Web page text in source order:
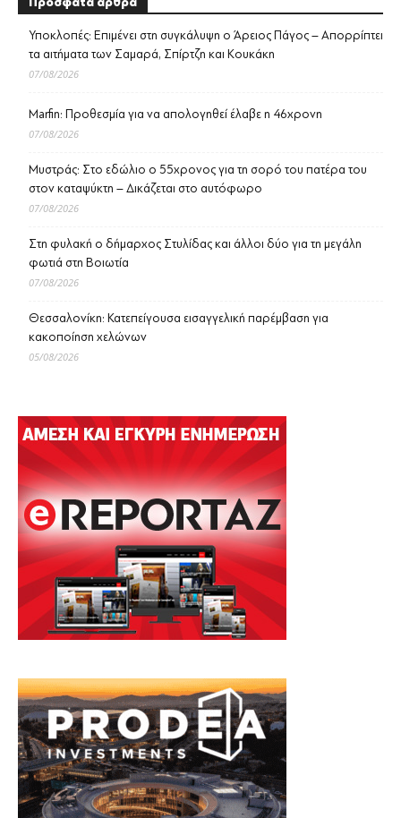
Υποκλοπές: Επιμένει στη συγκάλυψη ο Άρειος Πάγος – Απορρίπτει
τα αιτήματα των Σαμαρά, Σπίρτζη και Κουκάκη
07/08/2026
Marfin: Προθεσμία για να απολογηθεί έλαβε η 46χρονη
07/08/2026
Μυστράς: Στο εδώλιο ο 55χρονος για τη σορό του πατέρα του
στον καταψύκτη – Δικάζεται στο αυτόφωρο
07/08/2026
Στη φυλακή ο δήμαρχος Στυλίδας και άλλοι δύο για τη μεγάλη
φωτιά στη Βοιωτία
07/08/2026
Θεσσαλονίκη: Κατεπείγουσα εισαγγελική παρέμβαση για
κακοποίηση χελώνων
05/08/2026